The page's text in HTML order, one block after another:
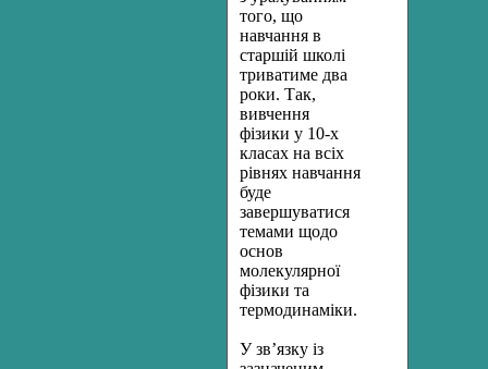
того, що
навчання в
старшій школі
триватиме два
роки. Так,
вивчення
фізики у 10-х
класах на всіх
рівнях навчання
буде
завершуватися
темами щодо
основ
молекулярної
фізики та
термодинаміки.
У зв’язку із